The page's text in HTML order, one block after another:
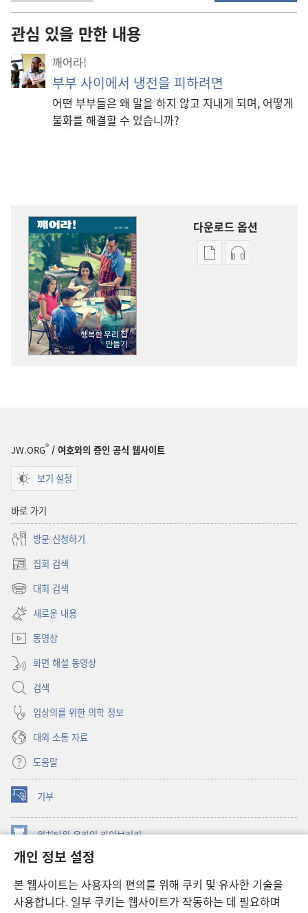
개인 정보 설정
본 웹사이트는 사용자의 편의를 위해 쿠키 및 유사한 기술을
사용합니다. 일부 쿠키는 웹사이트가 작동하는 데 필요하며
관심 있을 만한 내용
깨어라!
부부 사이에서 냉전을 피하려면
어떤 부부들은 왜 말을 하지 않고 지내게 되며, 어떻게
불화를 해결할 수 있습니까?
다운로드 옵션
출판물오디오
JW.ORG® / 여호와의 증인 공식 웹사이트
보기 설정
바로 가기
방문 신청하기
집회 검색
(새로운
창
대회 검색
(새로운
창
열기)
새로운 내용
동영상
화면 해설 동영상
검색
임상의를 위한 의학 정보
대외 소통 자료
도움말
기부
(새로운
창
열기) 워치타워 온라인 라이브러리
창
JW Hub ®
창
열기) JW 라이브러리